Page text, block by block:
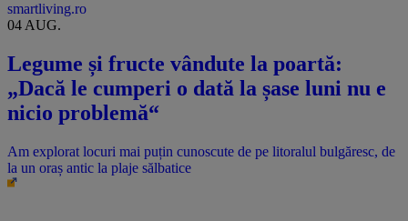
smartliving.ro
04 AUG.
Legume și fructe vândute la poartă:
„Dacă le cumperi o dată la șase luni nu e
nicio problemă“
Am explorat locuri mai puțin cunoscute de pe litoralul bulgăresc, de
la un oraș antic la plaje sălbatice